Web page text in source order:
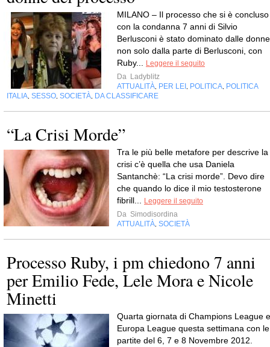
MILANO – Il processo che si è concluso
con la condanna 7 anni di Silvio
Berlusconi è stato dominato dalle
non solo dalla parte di Berlusconi, con
Ruby...
Leggere il seguito
Da Ladyblitz
ATTUALITÀ PER LEI POLITICA POLITICA
ITALIA SESSO SOCIETÀ DA CLASSIFICARE
“La Crisi Morde”
Tra le più belle metafore per descrive la
crisi c’è quella che usa Daniela
Santanchè: “La crisi morde”. Devo dire
che quando lo dice il mio testosterone
fibrill...
Leggere il seguito
Da Simodisordina
ATTUALITÀ SOCIETÀ
Processo Ruby, i pm chiedono 7 anni
per Emilio Fede, Lele Mora e Nicole
Minetti
Quarta giornata di Champions League e
Europa League questa settimana con le
partite del 6, 7 e 8 Novembre 2012.